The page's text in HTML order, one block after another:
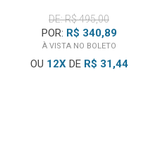
DE: R$ 495,00
POR: R$ 340,89
À VISTA NO BOLETO
OU 12XDE R$ 31,44